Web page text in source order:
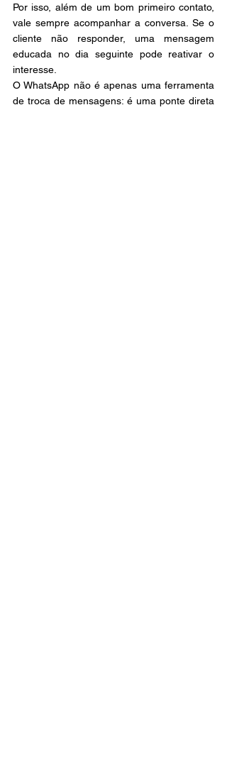
Por isso, além de um bom primeiro contato,
vale sempre acompanhar a conversa. Se o
cliente não responder, uma mensagem
educada no dia seguinte pode reativar o
interesse.
O WhatsApp não é apenas uma ferramenta
de troca de mensagens: é uma ponte direta